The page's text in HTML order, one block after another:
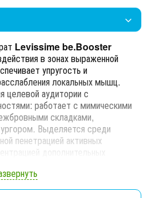
Levissime be.Booster
в зонах выраженной
упругость и
локальных мышц.
целевой аудитории с
работает с мимическими
складками,
Выделяется среди
пенетрацией активных
дополнительных
и токоферола, − способствует
блокирует или уменьшает